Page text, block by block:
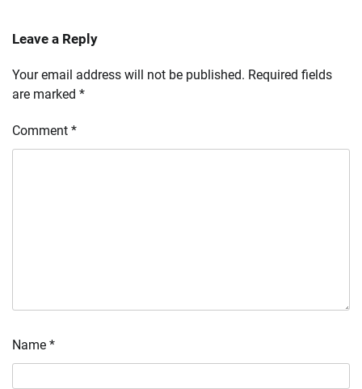
Leave a Reply
Your email address will not be published. Required fields
are marked *
Comment *
Name *